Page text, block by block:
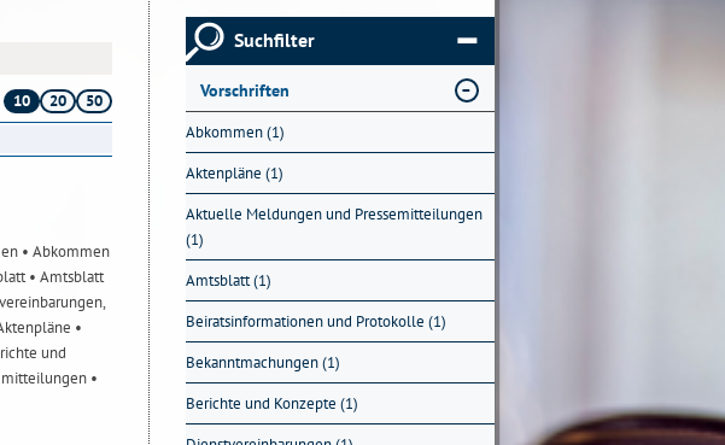
10 20
50
• Abkommen
• Amtsblatt
•
und
•
Suchfilter
Vorschriften
Abkommen (1)
Aktenpläne (1)
Aktuelle Meldungen und Pressemitteilungen
(1)
Amtsblatt (1)
Beiratsinformationen und Protokolle (1)
Bekanntmachungen (1)
Berichte und Konzepte (1)